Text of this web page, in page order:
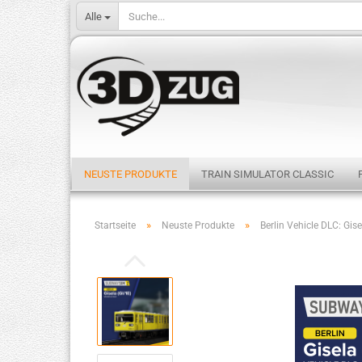
Alle
NEUSTE PRODUKTE TRAIN SIMULATOR CLASSIC
Startseite » Neuste Produkte » Berlin Vehicle DLC: